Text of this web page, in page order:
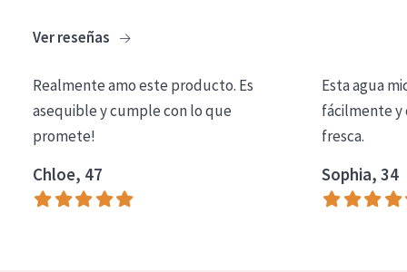
Piel mixata o grasa
Piel madura
Piel expuesta al sol
Piel menopáusica
EDAD
Ver reseñas
Realmente amo este producto. Es
asequible y cumple con lo que
promete!
Chloe, 47
Esta agua
fácilmente y
fresca.
Sophia, 34